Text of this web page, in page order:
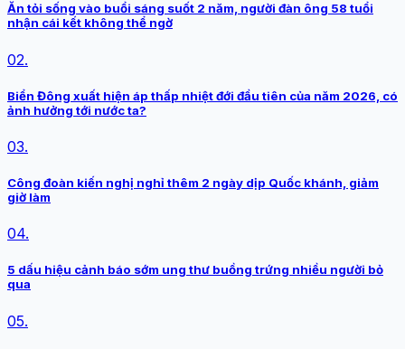
Ăn tỏi sống vào buổi sáng suốt 2 năm, người đàn ông 58 tuổi
nhận cái kết không thể ngờ
02.
Biển Đông xuất hiện áp thấp nhiệt đới đầu tiên của năm 2026, có
ảnh hưởng tới nước ta?
03.
Công đoàn kiến nghị nghỉ thêm 2 ngày dịp Quốc khánh, giảm
giờ làm
04.
5 dấu hiệu cảnh báo sớm ung thư buồng trứng nhiều người bỏ
qua
05.